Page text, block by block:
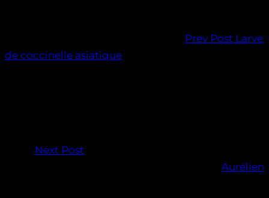
Prev Post Larve
de coccinelle asiatique
Next Post
Aurélien